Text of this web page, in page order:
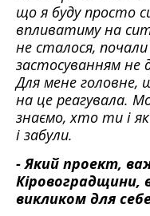
що я буду просто
впливатиму на
не сталося,
застосуванням не
Для мене головне,
на це реагувала.
знаємо, хто ти і
і забули.
- Який проект,
Кіровоградщини,
викликом для